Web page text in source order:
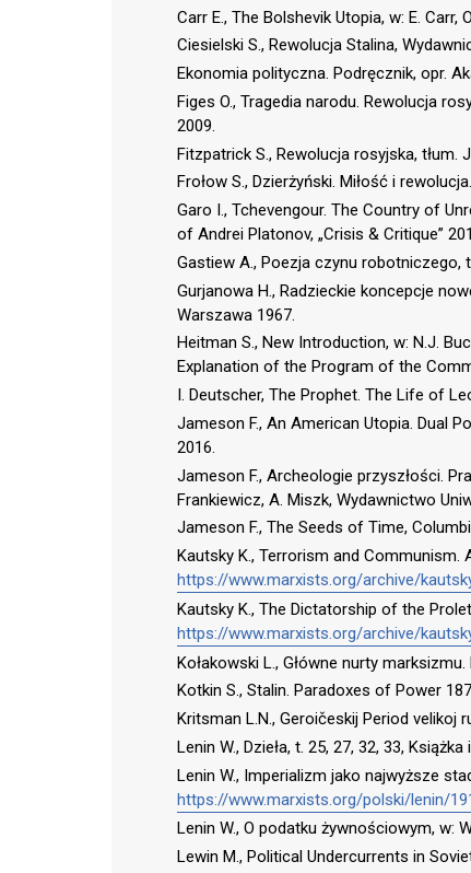
Carr E., The Bolshevik Utopia, w: E.
Ciesielski S., Rewolucja Stalina,
Ekonomia polityczna. Podręcznik, opr.
Figes O., Tragedia narodu. Rewolucja
2009.
Fitzpatrick S., Rewolucja rosyjska, tłum.
Frołow S., Dzierżyński. Miłość i
Garo I., Tchevengour. The Country of
of Andrei Platonov, „Crisis & Critique”
Gastiew A., Poezja czynu robotniczego,
Gurjanowa H., Radzieckie koncepcje
Warszawa 1967.
Heitman S., New Introduction, w: N.J.
Explanation of the Program of the
I. Deutscher, The Prophet. The Life of
Jameson F., An American Utopia. Dual
2016.
Jameson F., Archeologie przyszłości.
Frankiewicz, A. Miszk, Wydawnictwo
Jameson F., The Seeds of Time,
Kautsky K., Terrorism and
https://www.marxists.org/archive/
Kautsky K., The Dictatorship of the
https://www.marxists.org/archive/
Kołakowski L., Główne nurty
Kotkin S., Stalin. Paradoxes of Power
Kritsman L.N., Geroičeskij Period velikoj
Lenin W., Dzieła, t. 25, 27, 32, 33,
Lenin W., Imperializm jako najwyższe
https://www.marxists.org/polski/lenin/
Lenin W., O podatku żywnościowym, w:
Lewin M., Political Undercurrents in